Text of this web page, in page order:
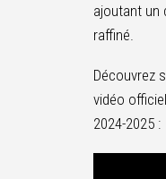
ajoutant un
raffiné.
Découvrez
vidéo
2024-2025 :